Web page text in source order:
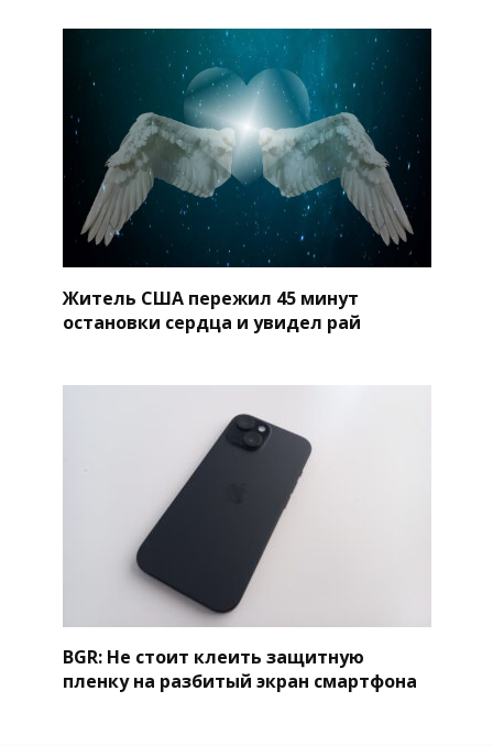
Житель США пережил 45 минут
остановки сердца и увидел рай
BGR: Не стоит клеить защитную
пленку на разбитый экран смартфона